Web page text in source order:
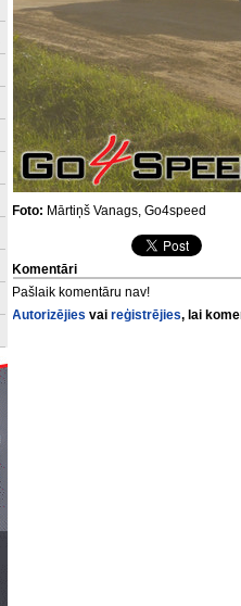
Foto: Mārtiņš Vanags, Go4speed
Komentāri
Pašlaik komentāru nav!
Autorizējies vaireģistrējies, lai